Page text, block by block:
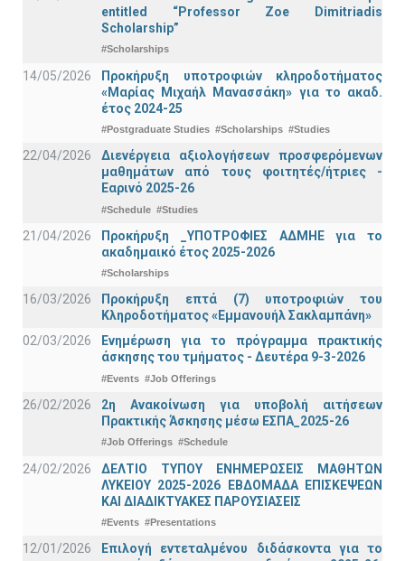
entitled “Professor Zoe Dimitriadis
Scholarship”
#Scholarships
14/05/2026
Προκήρυξη υποτροφιών κληροδοτήματος
«Μαρίας Μιχαήλ Μανασσάκη» για το ακαδ.
έτος 2024-25
#Postgraduate Studies #Scholarships #Studies
22/04/2026
Διενέργεια αξιολογήσεων προσφερόμενων
μαθημάτων από τους φοιτητές/ήτριες -
Εαρινό 2025-26
#Schedule #Studies
21/04/2026
Προκήρυξη _ΥΠΟΤΡΟΦΙΕΣ ΑΔΜΗΕ για το
ακαδημαικό έτος 2025-2026
#Scholarships
16/03/2026
Προκήρυξη επτά (7) υποτροφιών του
Κληροδοτήματος «Εμμανουήλ Σακλαμπάνη»
02/03/2026
Ενημέρωση για το πρόγραμμα πρακτικής
άσκησης του τμήματος - Δευτέρα 9-3-2026
#Events #Job Offerings
26/02/2026
2η Ανακοίνωση για υποβολή αιτήσεων
Πρακτικής Άσκησης μέσω ΕΣΠΑ_2025-26
#Job Offerings #Schedule
24/02/2026
ΔΕΛΤΙΟ ΤΥΠΟΥ ΕΝΗΜΕΡΩΣΕΙΣ ΜΑΘΗΤΩΝ
ΛΥΚΕΙΟΥ 2025-2026 ΕΒΔΟΜΑΔΑ ΕΠΙΣΚΕΨΕΩΝ
ΚΑΙ ΔΙΑΔΙΚΤΥΑΚΕΣ ΠΑΡΟΥΣΙΑΣΕΙΣ
#Events #Presentations
12/01/2026
Επιλογή εντεταλμένου διδάσκοντα για το